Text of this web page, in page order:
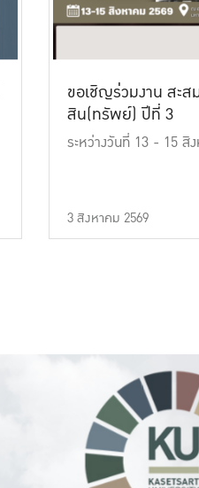
ขอเชิญร่วมงาน สะส
สิน(ทรัพย์) ปีที่ 3
ระหว่างวันที่ 13 - 15 สิ
3 สิงหาคม 2569